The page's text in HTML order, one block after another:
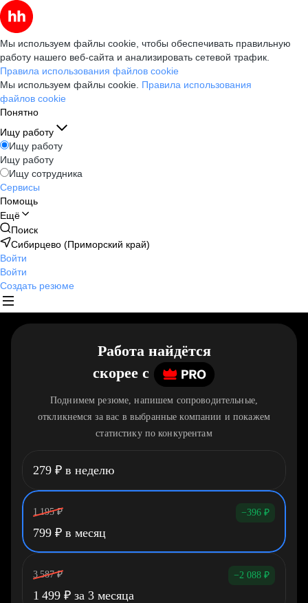
Мы используем файлы cookie, чтобы обеспечивать правильную
работу нашего веб-сайта и анализировать сетевой трафик.
Правила использования файлов cookie
Мы используем файлы cookie. Правила использования
файлов cookie
Понятно
Ищу работу
Ищу работу
Ищу работу
Ищу сотрудника
Сервисы
Помощь
Ещё
Поиск
Сибирцево (Приморский край)
Войти
Войти
Создать резюме
Работа найдётся
скорее c
Поднимем резюме, напишем сопроводительные,
откликнемся за вас в выбранные компании и покажем
статистику по конкурентам
279 ₽ в неделю
1 195 ₽ −396 ₽
799 ₽ в месяц
3 587 ₽ −2 088 ₽
1 499 ₽ за 3 месяца